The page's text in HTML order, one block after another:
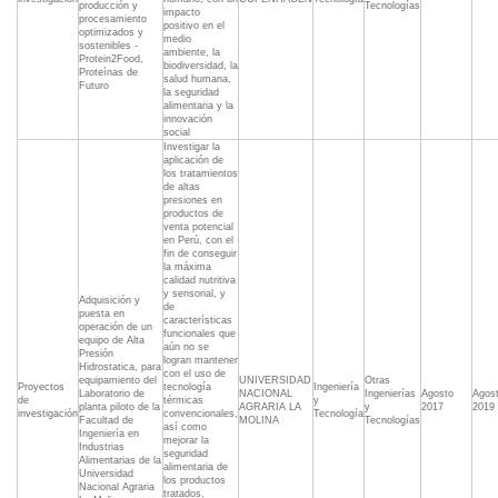
producción y
procesamiento
optimizados y
sostenibles -
Protein2Food,
Proteínas de
Futuro
impacto
positivo en el
medio
ambiente, la
biodiversidad, la
salud humana,
la seguridad
alimentaria y la
innovación
social
Tecnologías
Proyectos
de
investigación
Adquisición y
puesta en
operación de un
equipo de Alta
Presión
Hidrostatica, para
equipamiento del
Laboratorio de
planta piloto de la
Facultad de
Ingeniería en
Industrias
Alimentarias de la
Universidad
Nacional Agraria
Investigar la
aplicación de
los tratamientos
de altas
presiones en
productos de
venta potencial
en Perú, con el
fin de conseguir
la máxima
calidad nutritiva
y sensorial, y
de
características
funcionales que
aún no se
logran mantener
con el uso de
tecnología
térmicas
convencionales,
así como
mejorar la
seguridad
alimentaria de
los productos
tratados.
UNIVERSIDAD
NACIONAL
AGRARIA LA
MOLINA
Ingeniería
y
Tecnología
Otras
Ingenierías
y
Tecnologías
Agosto
2017
2019